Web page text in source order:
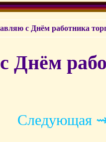
с Днём работника
Днём
Следующая